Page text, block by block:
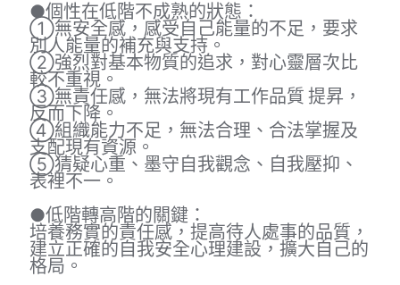
●個性在低階不成熟的狀態：
①無安全感，感受自己能量的不足，要求
別人能量的補充與支持。
②強烈對基本物質的追求，對心靈層次比
較不重視。
③無責任感，無法將現有工作品質 提昇，
反而下降。
④組織能力不足，無法合理、合法掌握及
支配現有資源。
⑤猜疑心重、墨守自我觀念、自我壓抑、
表裡不一。
●低階轉高階的關鍵：
培養務實的責任感，提高待人處事的品質，
建立正確的自我安全心理建設，擴大自己的
格局。